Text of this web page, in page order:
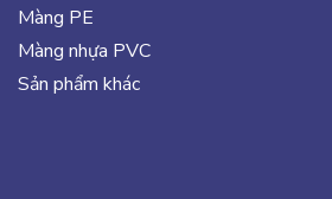
Màng PE
Màng nhựa PVC
Sản phẩm khác